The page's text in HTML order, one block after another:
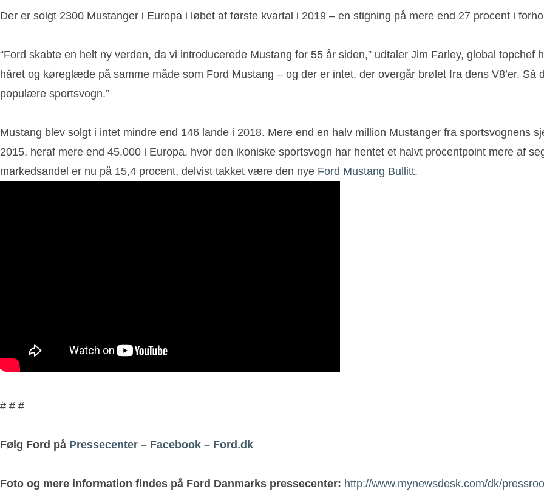
Der er solgt 2300 Mustanger i Europa i løbet af første kvartal i 2019 – en stigning på mere end 27 procent i
“Ford skabte en helt ny verden, da vi introducerede Mustang for 55 år siden,” udtaler Jim Farley, global topchef
håret og køreglæde på samme måde som Ford Mustang – og der er intet, der overgår brølet fra dens V8’er.
populære sportsvogn.”
Mustang blev solgt i intet mindre end 146 lande i 2018. Mere end en halv million Mustanger fra sportsvognens
2015, heraf mere end 45.000 i Europa, hvor den ikoniske sportsvogn har hentet et halvt procentpoint mere af
markedsandel er nu på 15,4 procent, delvist takket være den nye Ford Mustang Bullitt.
# # #
Følg Ford på Pressecenter – Facebook – Ford.dk
Foto og mere information findes på Ford Danmarks pressecenter: http://www.mynewsdesk.com/dk/